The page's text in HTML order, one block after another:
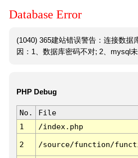
Database Error
(1040) 365建站错误警告：连接数据
因：1、数据库密码不对; 2、mysql未
PHP Debug
No. File
1
/index.php
2 /source/function/